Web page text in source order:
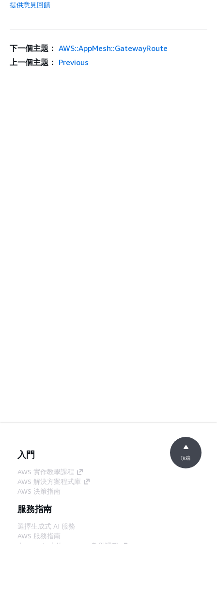
提供意見回饋
下一個主題： AWS::AppMesh::GatewayRoute
上一個主題： Previous
入門
AWS 實作教學課程
AWS 解決方案程式庫
AWS 決策指南
服務指南
選擇生成式 AI 服務
AWS 服務指南
在 GitHub 上的 AWS CLI 教學課程
頂端